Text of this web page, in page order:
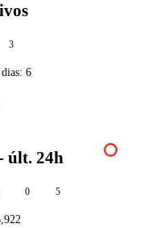
3
6
últ. 24h
1 5